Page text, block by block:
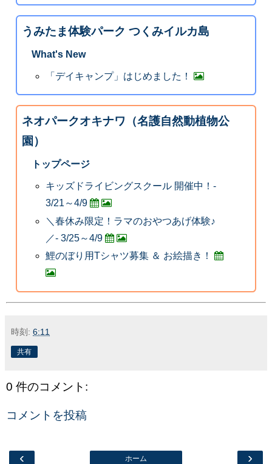
うみたま体験パーク つくみイルカ島
What's New
「デイキャンプ」はじめました！
ネオパークオキナワ（名護自然動植物公
園）
トップページ
キッズドライビングスクール 開催中！-
3/21～4/9
＼春休み限定！ラマのおやつあげ体験♪
／- 3/25～4/9
鯉のぼり用Tシャツ募集 ＆ お絵描き！
時刻: 6:11
共有
0 件のコメント:
コメントを投稿
‹ ›
ホーム